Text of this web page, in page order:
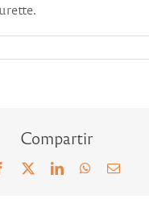
Compartir
Facebook LinkedInWhatsApp
Correo